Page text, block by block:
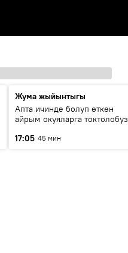
Жума жыйынтыгы
Апта ичинде болуп өткөн
айрым окуяларга токтолобуз
17:05 45 мин